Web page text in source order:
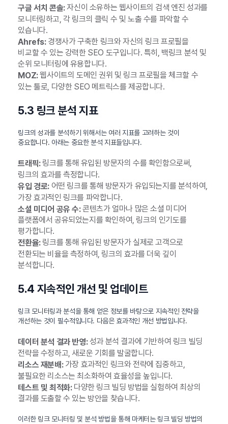
구글 서치 콘솔:자신이 소유하는 웹사이트의 검색 엔진 성과를
모니터링하고, 각 링크의 클릭 수 및 노출 수를 파악할 수
있습니다.
Ahrefs:경쟁사가 구축한 링크와 자신의 링크 프로필을
비교할 수 있는 강력한 SEO 도구입니다. 특히, 백링크 분석 및
순위 모니터링에 유용합니다.
MOZ:웹사이트의 도메인 권위 및 링크 프로필을 체크할 수
있는 툴로, 다양한 SEO 메트릭스를 제공합니다.
5.3 링크 분석 지표
링크의 성과를 분석하기 위해서는 여러 지표를 고려하는 것이
중요합니다. 아래는 중요한 분석 지표들입니다.
트래픽:링크를 통해 유입된 방문자의 수를 확인함으로써,
링크의 효과를 측정합니다.
유입 경로:어떤 링크를 통해 방문자가 유입되는지를 분석하여,
가장 효과적인 링크를 파악합니다.
소셜 미디어 공유 수:콘텐츠가 얼마나 많은 소셜 미디어
플랫폼에서 공유되었는지를 확인하여, 링크의 인기도를
평가합니다.
전환율:링크를 통해 유입된 방문자가 실제로 고객으로
전환되는 비율을 측정하여, 링크의 효과를 더욱 깊이
분석합니다.
5.4 지속적인 개선 및 업데이트
링크 모니터링과 분석을 통해 얻은 정보를 바탕으로 지속적인 전략을
개선하는 것이 필수적입니다. 다음은 효과적인 개선 방법입니다.
데이터 분석 결과 반영:성과 분석 결과에 기반하여 링크 빌딩
전략을 수정하고, 새로운 기회를 발굴합니다.
리소스 재분배:가장 효과적인 링크와 전략에 집중하고,
불필요한 리소스는 최소화하여 효율성을 높입니다.
테스트 및 최적화:다양한 링크 빌딩 방법을 실험하여 최상의
결과를 도출할 수 있는 방안을 찾습니다.
이러한 링크 모니터링 및 분석 방법을 통해 마케터는 링크 빌딩 방법의